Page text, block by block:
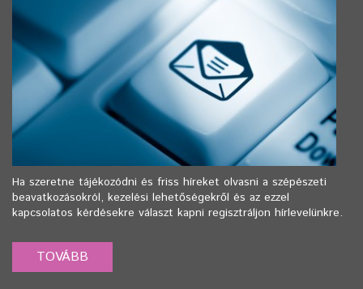
Ha szeretne tájékozódni és friss híreket olvasni a szépészeti
beavatkozásokról, kezelési lehetőségekről és az ezzel
kapcsolatos kérdésekre választ kapni regisztráljon hírlevelünkre.